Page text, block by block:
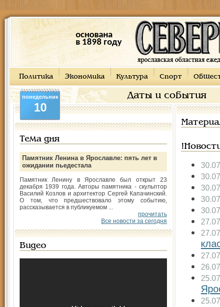
основана
в 1898 году
Политика Экономика Культура Спорт
Даты и события
понедельник
10
Тема дня
Памятник Ленина в Ярославле: пять лет в
ожидании пьедестала
Памятник Ленину в Ярославле был открыт 23
декабря 1939 года. Авторы памятника - скульптор
Василий Козлов и архитектор Сергей Капачинский.
О том, что предшествовало этому событию,
рассказывается в публикуемом ...
прочитать
Все новости за сегодня
Видео